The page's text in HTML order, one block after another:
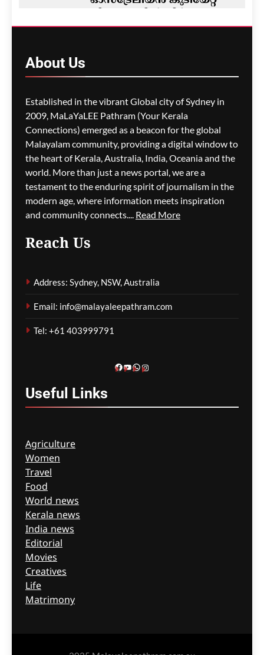
മാറ്റം- ഡയറക്ഷൻ 119′
ഗീത ദാസ്‌ 9 hours ago 0
പോർട്ട് അഡലെയ്ഡിൽ
സൾഫർ തീപിടിത്തം;
വിഷപുക പടരുന്നു,
അടിയന്തര ഒഴിപ്പിക്കൽ
നിർദേശം
ഗീത ദാസ്‌ 9 hours ago 0
പ്രശ്നങ്ങൾ
മറച്ചുവെക്കപ്പെടുന്നുവെന്ന്
വിദഗ്ദ്ധർ
ഗീത ദാസ്‌
About Us
Established in the vibrant Global city of Sydney in
2009, MaLaYaLEE Pathram (Your Kerala
Connections) emerged as a beacon for the global
Malayalam community, providing a digital window to
the heart of Kerala, Australia, India, Oceania and the
world. More than just a news portal, we are a
testament to the enduring spirit of journalism in the
modern age, where information meets inspiration
and community connects.... Read More
Reach Us
Address: Sydney, NSW, Australia
Email: info@malayaleepathram.com
Tel: +61 403999791
Facebook
YouTube
WhatsApp
Instagram
Useful Links
Agriculture
Women
Travel
Food
World news
Kerala news
India news
Editorial
Movies
Creatives
Life
Matrimony